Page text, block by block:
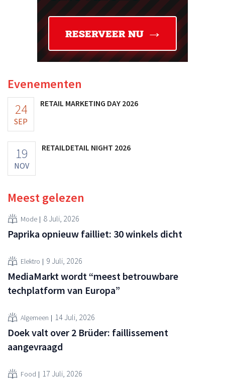
Evenementen
24
SEP
RETAIL MARKETING DAY 2026
19
NOV
RETAILDETAIL NIGHT 2026
Meest gelezen
Mode 8 Juli, 2026
Paprika opnieuw failliet: 30 winkels dicht
Elektro 9 Juli, 2026
MediaMarkt wordt “meest betrouwbare
techplatform van Europa”
Algemeen 14 Juli, 2026
Doek valt over 2 Brüder: faillissement
aangevraagd
Food 17 Juli, 2026